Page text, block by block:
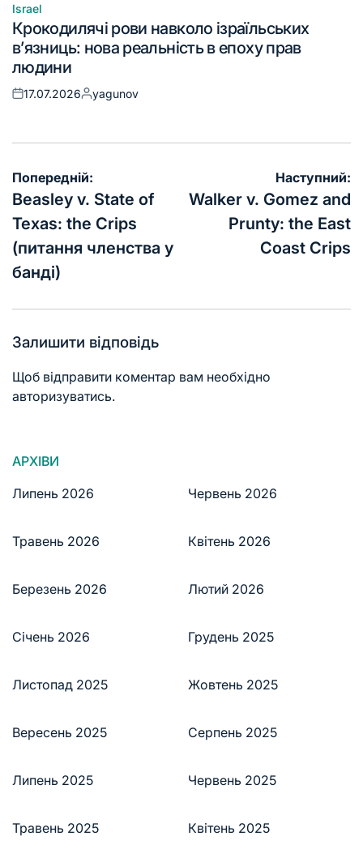
Israel
Крокодилячі рови навколо ізраїльських
в’язниць: нова реальність в епоху прав
людини
17.07.2026 yagunov
Попередній:
Beasley v. State of
Texas: the Crips
(питання членства у
банді)
Наступний:
Walker v. Gomez and
Prunty: the East
Coast Crips
Залишити відповідь
Щоб відправити коментар вам необхідно
авторизуватись.
АРХІВИ
Липень 2026
Червень 2026
Травень 2026 Квітень 2026
Березень 2026 Лютий 2026
Січень 2026 Грудень 2025
Листопад 2025 Жовтень 2025
Вересень 2025 Серпень 2025
Липень 2025 Червень 2025
Травень 2025 Квітень 2025